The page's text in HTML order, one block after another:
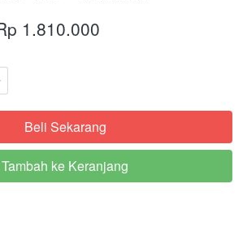
1.810.000
`Beli Sekarang
`
Tambah ke Keranjang